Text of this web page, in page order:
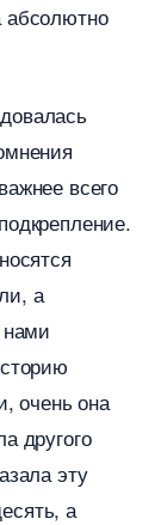
абсолютно
всего
а
нами
очень она
другого
эту
а